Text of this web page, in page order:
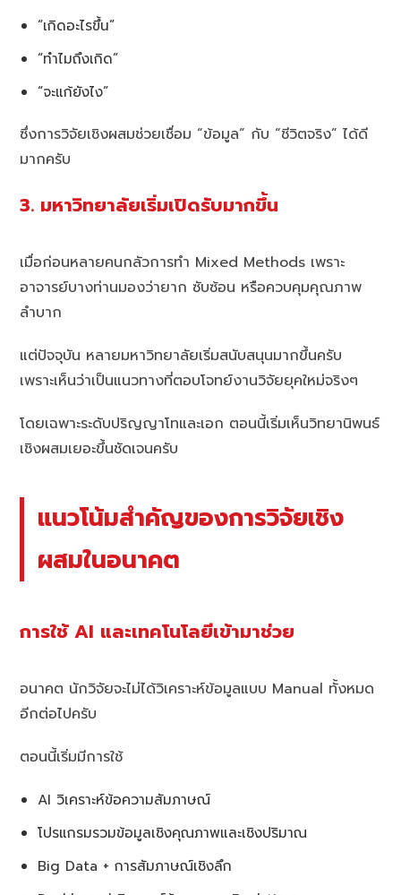
“เกิดอะไรขึ้น”
“ทำไมถึงเกิด”
“จะแก้ยังไง”
ซึ่งการวิจัยเชิงผสมช่วยเชื่อม “ข้อมูล” กับ “ชีวิตจริง” ได้ดี
มากครับ
3. มหาวิทยาลัยเริ่มเปิดรับมากขึ้น
เมื่อก่อนหลายคนกลัวการทำ Mixed Methods เพราะ
อาจารย์บางท่านมองว่ายาก ซับซ้อน หรือควบคุมคุณภาพ
ลำบาก
แต่ปัจจุบัน หลายมหาวิทยาลัยเริ่มสนับสนุนมากขึ้นครับ
เพราะเห็นว่าเป็นแนวทางที่ตอบโจทย์งานวิจัยยุคใหม่จริงๆ
โดยเฉพาะระดับปริญญาโทและเอก ตอนนี้เริ่มเห็นวิทยานิพนธ์
เชิงผสมเยอะขึ้นชัดเจนครับ
แนวโน้มสำคัญของการวิจัยเชิง
ผสมในอนาคต
การใช้ AI และเทคโนโลยีเข้ามาช่วย
อนาคต นักวิจัยจะไม่ได้วิเคราะห์ข้อมูลแบบ Manual ทั้งหมด
อีกต่อไปครับ
ตอนนี้เริ่มมีการใช้
AI วิเคราะห์ข้อความสัมภาษณ์
โปรแกรมรวมข้อมูลเชิงคุณภาพและเชิงปริมาณ
Big Data + การสัมภาษณ์เชิงลึก